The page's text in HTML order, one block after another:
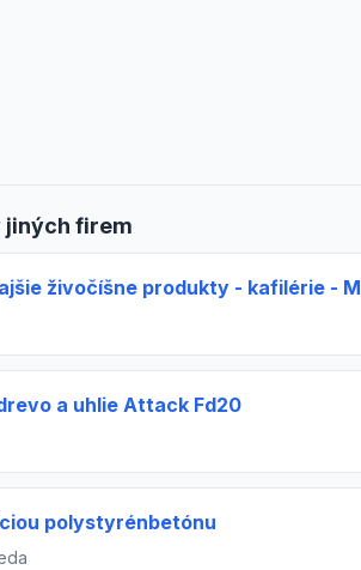
jiných firem
živočíšne produkty - kafilérie -
a uhlie Attack Fd20
polystyrénbetónu